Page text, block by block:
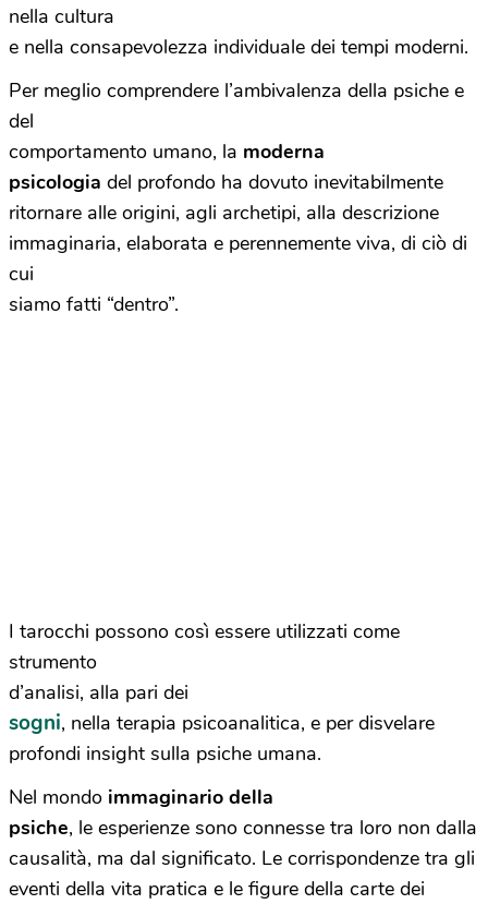
nella cultura
e nella consapevolezza individuale dei tempi moderni.
Per meglio comprendere l’ambivalenza della psiche e
del
comportamento umano, la moderna
psicologia del profondo ha dovuto inevitabilmente
ritornare alle origini, agli archetipi, alla descrizione
immaginaria, elaborata e perennemente viva, di ciò di
cui
siamo fatti “dentro”.
I tarocchi possono così essere utilizzati come
strumento
d’analisi, alla pari dei
sogni, nella terapia psicoanalitica, e per disvelare
profondi insight sulla psiche umana.
Nel mondo immaginario della
psiche, le esperienze sono connesse tra loro non dalla
causalità, ma dal significato. Le corrispondenze tra gli
eventi della vita pratica e le figure della carte dei